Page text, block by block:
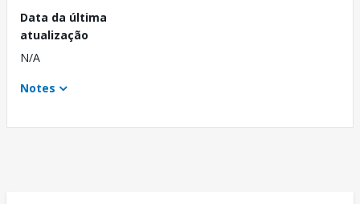
Data da última
atualização
N/A
Notes